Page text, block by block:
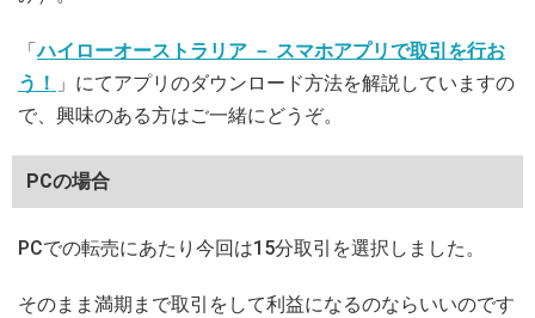
「ハイローオーストラリア － スマホアプリで取引を行お
う！
」にてアプリのダウンロード方法を解説していますの
で、興味のある方はご一緒にどうぞ。
PCの場合
PCでの転売にあたり今回は15分取引を選択しました。
そのまま満期まで取引をして利益になるのならいいのです